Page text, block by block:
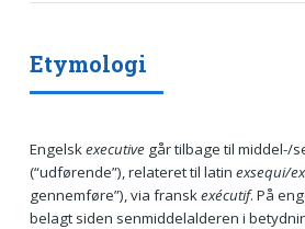
Etymologi
Engelskexecutivegår tilbage til middel-/
(“udførende”), relateret til latin exsequi/
gennemføre”), via franskexécutif. På
belagt siden senmiddelalderen i